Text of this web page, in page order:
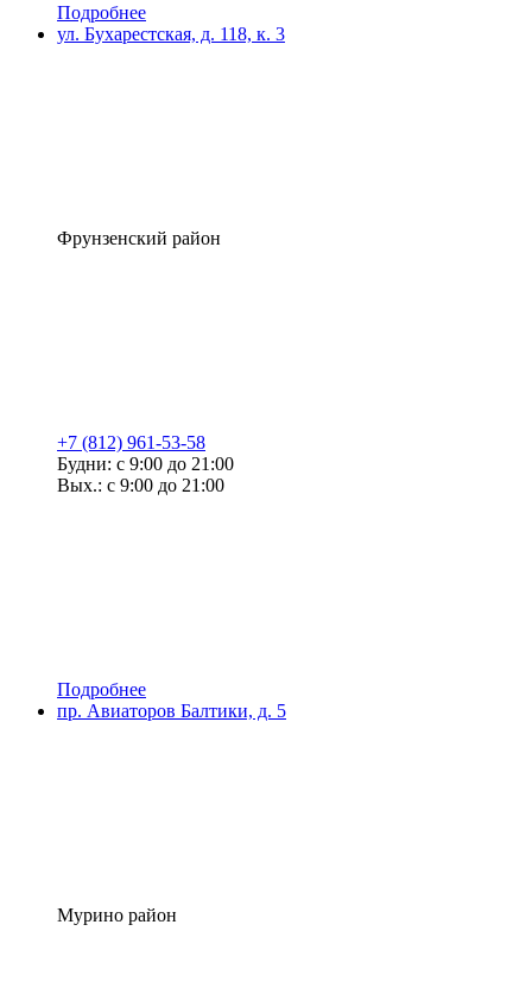
Подробнее
ул. Бухарестская, д. 118, к. 3
Фрунзенский район
+7 (812) 961-53-58
Будни: с 9:00 до 21:00
Вых.: с 9:00 до 21:00
Подробнее
пр. Авиаторов Балтики, д. 5
Мурино район